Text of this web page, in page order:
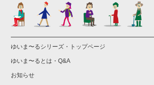
ゆいま〜るシリーズ・トップページ
ゆいま〜るとは・Q&A
お知らせ